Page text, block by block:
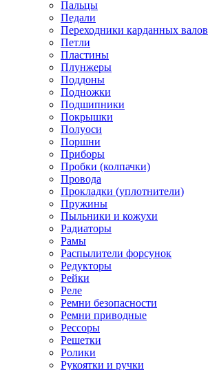
Пальцы
Педали
Переходники карданных валов
Петли
Пластины
Плунжеры
Поддоны
Подножки
Подшипники
Покрышки
Полуоси
Поршни
Приборы
Пробки (колпачки)
Провода
Прокладки (уплотнители)
Пружины
Пыльники и кожухи
Радиаторы
Рамы
Распылители форсунок
Редукторы
Рейки
Реле
Ремни безопасности
Ремни приводные
Рессоры
Решетки
Ролики
Рукоятки и ручки